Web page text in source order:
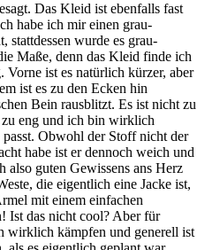
Das Kleid ist ebenfalls fast
habe ich mir einen grau-
stattdessen wurde es grau-
Maße, denn das Kleid finde ich
Vorne ist es natürlich kürzer, aber
ist es zu den Ecken hin
Bein rausblitzt. Es ist nicht zu
eng und ich bin wirklich
passt. Obwohl der Stoff nicht der
habe ist er dennoch weich und
also guten Gewissens ans Herz
die eigentlich eine Jacke ist,
mit einem einfachen
Ist das nicht cool? Aber für
wirklich kämpfen und generell ist